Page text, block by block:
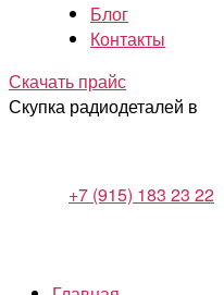
Блог
Контакты
Скачать прайс
Скупка радиодеталей в
+7 (915) 183 23 22